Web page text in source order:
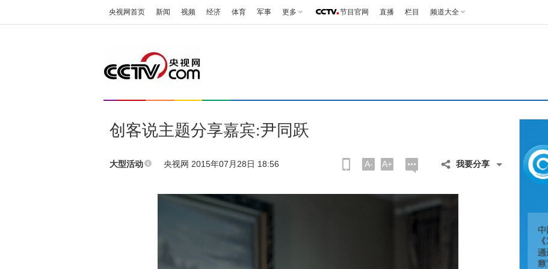
央视网首页 新闻 视频 经济 体育 军事 更多 节目官网 直播 栏目 频道大全
创客说主题分享嘉宾:尹同跃
大型活动 央视网 2015年07月28日 18:56 A- A+ 我要分享